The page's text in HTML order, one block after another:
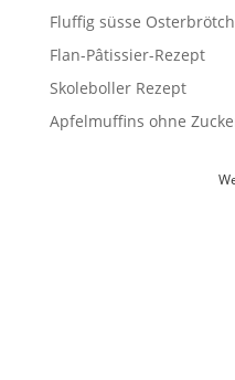
Fluffig süsse
Flan-Pâtissier-Rezept
Skoleboller Rezept
Apfelmuffins ohne